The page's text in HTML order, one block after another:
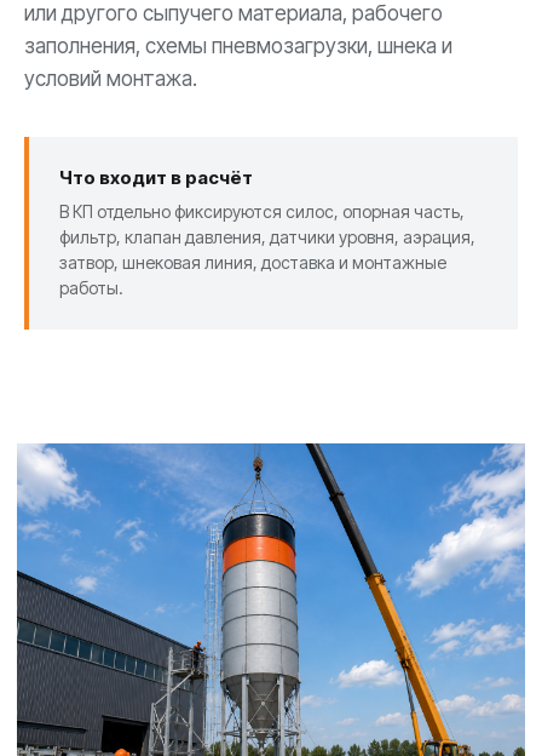
или другого сыпучего материала, рабочего
заполнения, схемы пневмозагрузки, шнека и
условий монтажа.
Что входит в расчёт
В КП отдельно фиксируются силос, опорная часть,
фильтр, клапан давления, датчики уровня, аэрация,
затвор, шнековая линия, доставка и монтажные
работы.